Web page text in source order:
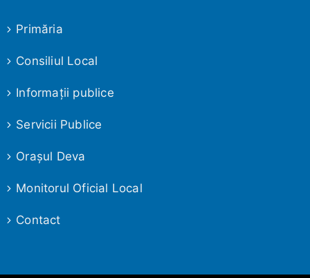
Primăria
Consiliul Local
Informaţii publice
Servicii Publice
Oraşul Deva
Monitorul Oficial Local
Contact